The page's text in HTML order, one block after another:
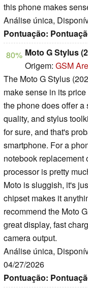
this phone makes
Análise única,
Pontuação:
80% Moto G Stylus
Origem: GSM
The Moto G Stylus
make sense in its
the phone does offer
quality, and stylus
for sure, and that's
smartphone. For a
notebook replacement
processor is pretty
Moto is sluggish, it's
chipset makes it
recommend the Moto
great display, fast
camera output.
Análise única,
04/27/2026
Pontuação: